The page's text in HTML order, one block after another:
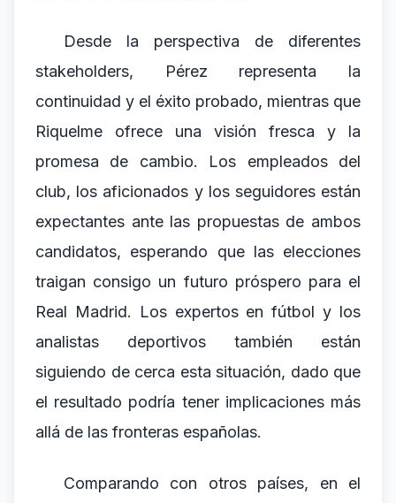
Desde la perspectiva de diferentes
stakeholders, Pérez representa la
continuidad y el éxito probado, mientras que
Riquelme ofrece una visión fresca y la
promesa de cambio. Los empleados del
club, los aficionados y los seguidores están
expectantes ante las propuestas de ambos
candidatos, esperando que las elecciones
traigan consigo un futuro próspero para el
Real Madrid. Los expertos en fútbol y los
analistas deportivos también están
siguiendo de cerca esta situación, dado que
el resultado podría tener implicaciones más
allá de las fronteras españolas.
Comparando con otros países, en el